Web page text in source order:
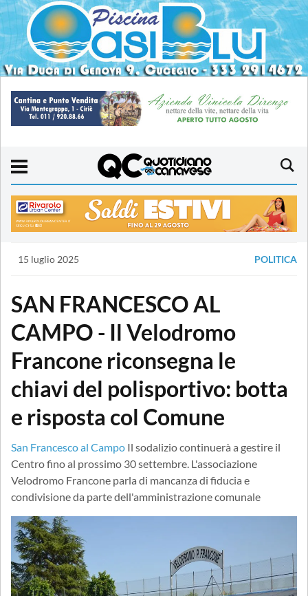
15 luglio 2025 POLITICA
SAN FRANCESCO AL
CAMPO - Il Velodromo
Francone riconsegna le
chiavi del polisportivo: botta
e risposta col Comune
San Francesco al Campo Il sodalizio continuerà a gestire il
Centro fino al prossimo 30 settembre. L'associazione
Velodromo Francone parla di mancanza di fiducia e
condivisione da parte dell'amministrazione comunale